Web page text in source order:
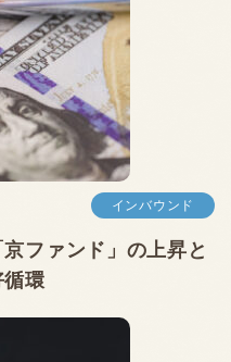
インバウンド
ファンド」の上昇と
環